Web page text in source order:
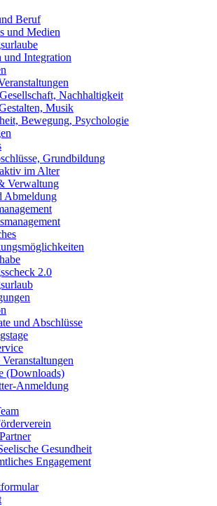
Beruf
und Medien
und Integration
Nachhaltigkeit
Musik
Bewegung, Psychologie
Grundbildung
im Alter
Verwaltung
Abmeldung
2.0
und Abschlüsse
(Downloads)
Anmeldung
Gesundheit
Engagement